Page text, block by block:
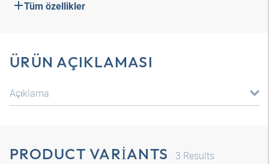
Tüm özellikler
ÜRÜN AÇIKLAMASI
Açıklama
PRODUCT VARIANTS 3 Results